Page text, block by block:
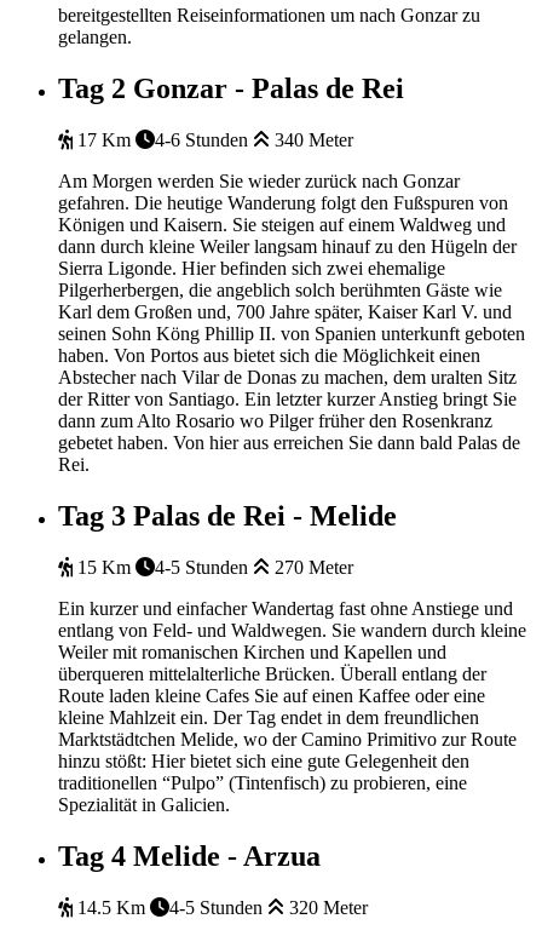
bereitgestellten Reiseinformationen um nach Gonzar zu
gelangen.
Tag 2 Gonzar - Palas de Rei
17 Km 4-6 Stunden
340 Meter
Am Morgen werden Sie wieder zurück nach Gonzar
gefahren. Die heutige Wanderung folgt den Fußspuren von
Königen und Kaisern. Sie steigen auf einem Waldweg und
dann durch kleine Weiler langsam hinauf zu den Hügeln der
Sierra Ligonde. Hier befinden sich zwei ehemalige
Pilgerherbergen, die angeblich solch berühmten Gäste wie
Karl dem Großen und, 700 Jahre später, Kaiser Karl V. und
seinen Sohn Köng Phillip II. von Spanien unterkunft geboten
haben. Von Portos aus bietet sich die Möglichkeit einen
Abstecher nach Vilar de Donas zu machen, dem uralten Sitz
der Ritter von Santiago. Ein letzter kurzer Anstieg bringt Sie
dann zum Alto Rosario wo Pilger früher den Rosenkranz
gebetet haben. Von hier aus erreichen Sie dann bald Palas de
Rei.
Tag 3 Palas de Rei - Melide
15 Km 4-5 Stunden
270 Meter
Ein kurzer und einfacher Wandertag fast ohne Anstiege und
entlang von Feld- und Waldwegen. Sie wandern durch kleine
Weiler mit romanischen Kirchen und Kapellen und
überqueren mittelalterliche Brücken. Überall entlang der
Route laden kleine Cafes Sie auf einen Kaffee oder eine
kleine Mahlzeit ein. Der Tag endet in dem freundlichen
Marktstädtchen Melide, wo der Camino Primitivo zur Route
hinzu stößt: Hier bietet sich eine gute Gelegenheit den
traditionellen “Pulpo” (Tintenfisch) zu probieren, eine
Spezialität in Galicien.
Tag 4 Melide - Arzua
14.5 Km 4-5 Stunden
320 Meter